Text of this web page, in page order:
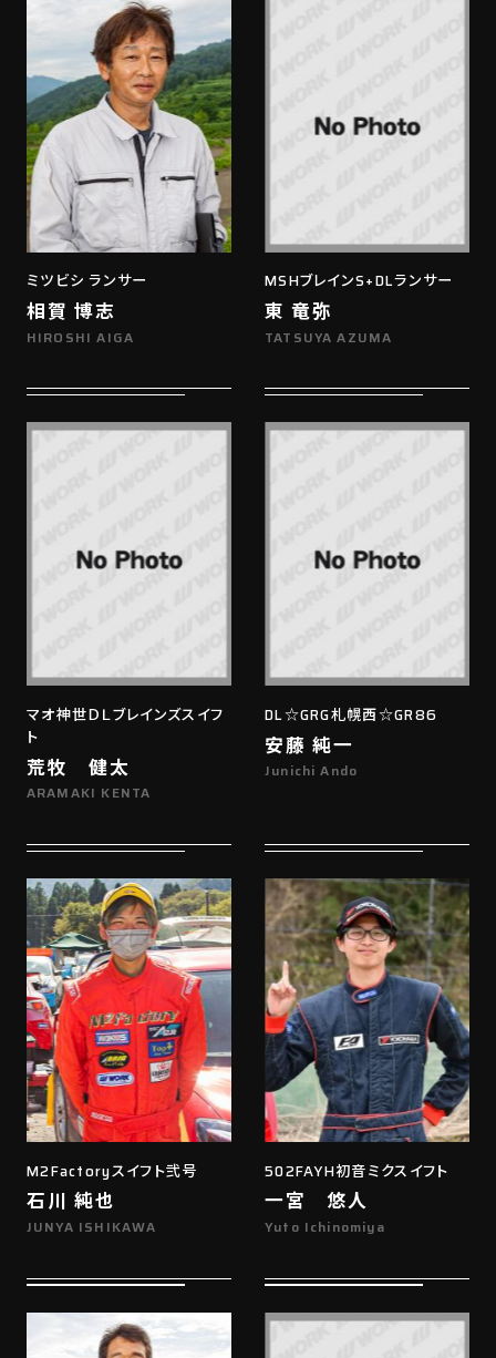
ミツビシ ランサー
相賀 博志
HIROSHI AIGA
MSHブレインS+DLランサー
東 竜弥
TATSUYA AZUMA
マオ神世ＤＬブレインズスイフ
ト
荒牧 健太
ARAMAKI KENTA
DL☆GRG札幌西☆GR86
安藤 純一
Junichi Ando
M2Factoryスイフト弐号
石川 純也
JUNYA ISHIKAWA
502FAYH初音ミクスイフト
一宮 悠人
Yuto Ichinomiya